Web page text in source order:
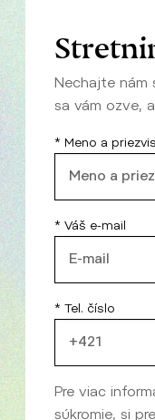
Nechajte nám
sa vám ozve,
* Meno a
* Váš e-mail
* Tel. číslo
Pre viac
súkromie, si